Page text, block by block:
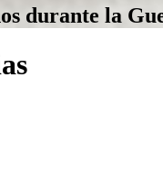
durante la